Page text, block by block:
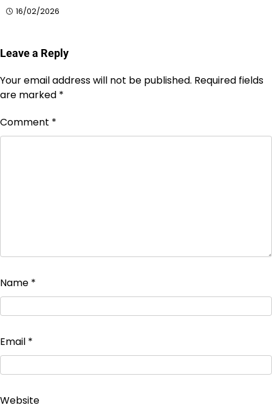
16/02/2026
Leave a Reply
Your email address will not be published. Required fields
are marked *
Comment *
Name *
Email *
Website